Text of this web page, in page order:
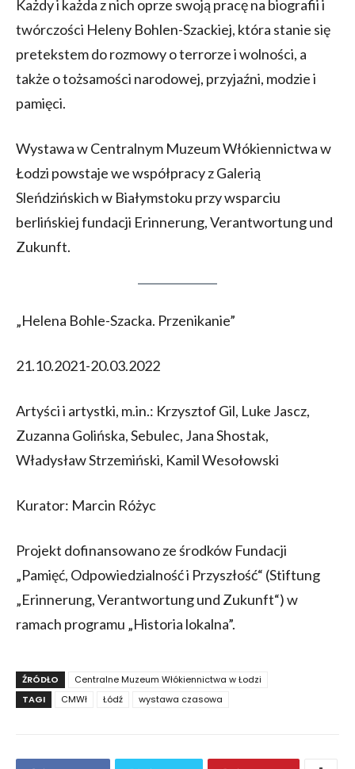
Każdy i każda z nich oprze swoją pracę na biografii i
twórczości Heleny Bohlen-Szackiej, która stanie się
pretekstem do rozmowy o terrorze i wolności, a
także o tożsamości narodowej, przyjaźni, modzie i
pamięci.
Wystawa w Centralnym Muzeum Włókiennictwa w
Łodzi powstaje we współpracy z Galerią
Sleńdzińskich w Białymstoku przy wsparciu
berlińskiej fundacji Erinnerung, Verantwortung und
Zukunft.
„Helena Bohle-Szacka. Przenikanie”
21.10.2021-20.03.2022
Artyści i artystki, m.in.: Krzysztof Gil, Luke Jascz,
Zuzanna Golińska, Sebulec, Jana Shostak,
Władysław Strzemiński, Kamil Wesołowski
Kurator: Marcin Różyc
Projekt dofinansowano ze środków Fundacji
„Pamięć, Odpowiedzialność i Przyszłość“ (Stiftung
„Erinnerung, Verantwortung und Zukunft“) w
ramach programu „Historia lokalna”.
ŹRÓDŁO
Centralne Muzeum Włókiennictwa w Łodzi
TAGI
CMWł Łódź wystawa czasowa